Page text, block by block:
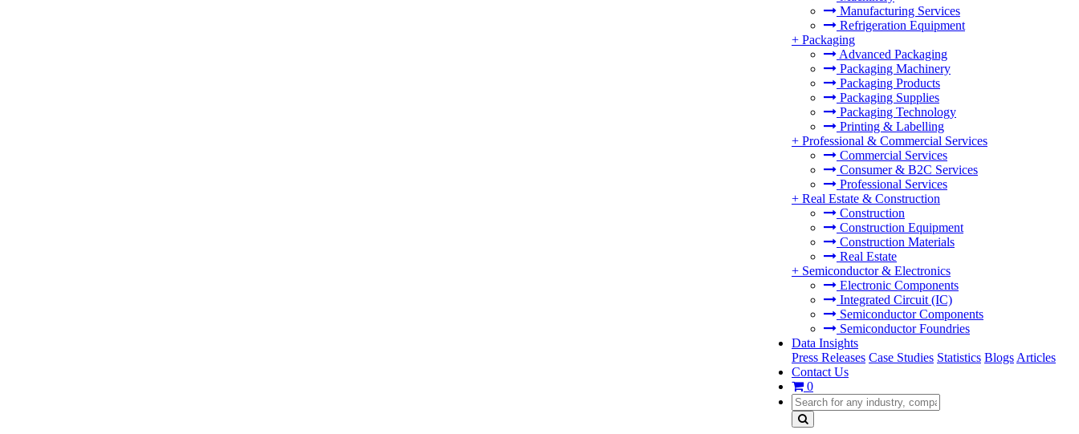
Manufacturing Services
Refrigeration Equipment
+ Packaging
Advanced Packaging
Packaging Machinery
Packaging Products
Packaging Supplies
Packaging Technology
Printing & Labelling
+ Professional & Commercial Services
Commercial Services
Consumer & B2C Services
Professional Services
+ Real Estate & Construction
Construction
Construction Equipment
Construction Materials
Real Estate
+ Semiconductor & Electronics
Electronic Components
Integrated Circuit (IC)
Semiconductor Components
Semiconductor Foundries
Data Insights
Press Releases Case Studies Statistics Blogs Articles
Contact Us
0